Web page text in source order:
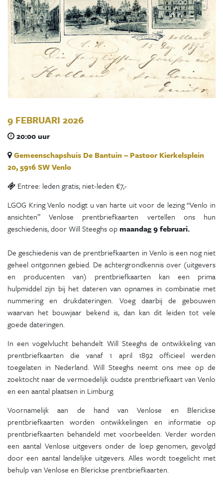
9 FEBRUARI 2026
20:00 uur
Gemeenschapshuis De Bantuin – Pastoor Kierkelsplein
20, 5916 SW Venlo
Entree: leden gratis; niet-leden €7,-
LGOG Kring Venlo nodigt u van harte uit voor de lezing “Venlo in
ansichten” Venlose prentbriefkaarten vertellen ons hun
geschiedenis, door Will Steeghs opmaandag 9 februari.
De geschiedenis van de prentbriefkaarten in Venlo is een nog niet
geheel ontgonnen gebied. De achtergrondkennis over (uitgevers
en producenten van) prentbriefkaarten kan een prima
hulpmiddel zijn bij het dateren van opnames in combinatie met
nummering en drukdateringen. Voeg daarbij de gebouwen
waarvan het bouwjaar bekend is, dan kan dit leiden tot vele
goede dateringen.
In een vogelvlucht behandelt Will Steeghs de ontwikkeling van
prentbriefkaarten die vanaf 1 april 1892 officieel werden
toegelaten in Nederland. Will Steeghs neemt ons mee op de
zoektocht naar de vermoedelijk oudste prentbriefkaart van Venlo
en een aantal plaatsen in Limburg.
Voornamelijk aan de hand van Venlose en Blerickse
prentbriefkaarten worden ontwikkelingen en informatie op
prentbriefkaarten behandeld met voorbeelden. Verder worden
een aantal Venlose uitgevers onder de loep genomen, gevolgd
door een aantal landelijke uitgevers. Alles wordt toegelicht met
behulp van Venlose en Blerickse prentbriefkaarten.